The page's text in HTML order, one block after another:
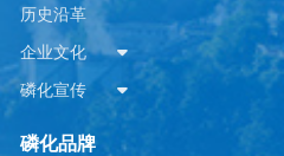
历史沿革
企业文化
磷化宣传
磷化品牌